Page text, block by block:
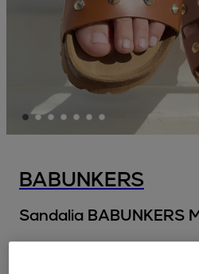
BABUNKERS
Sandalia BABUNKERS